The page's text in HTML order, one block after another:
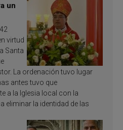
un
virtud
Santa
La ordenación tuvo lugar
antes tuvo que
a la Iglesia local con la
eliminar la identidad de las